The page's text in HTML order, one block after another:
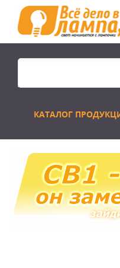
КАТАЛОГ
Распродажа